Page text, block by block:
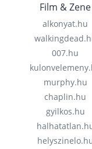
Film & Zene
alkonyat.hu
007.hu
murphy.hu
chaplin.hu
gyilkos.hu